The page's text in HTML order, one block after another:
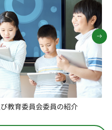
教育委員会委員の紹介